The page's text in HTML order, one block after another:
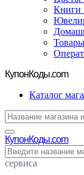
Книги
КупонКоды.com
Каталог
КупонКоды.com
сервиса